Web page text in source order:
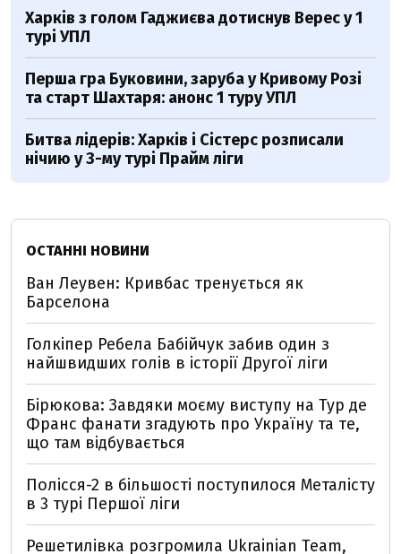
Харків з голом Гаджиєва дотиснув Верес у 1
турі УПЛ
Перша гра Буковини, заруба у Кривому Розі
та старт Шахтаря: анонс 1 туру УПЛ
Битва лідерів: Харків і Сістерс розписали
нічию у 3-му турі Прайм ліги
ОСТАННІ НОВИНИ
Ван Леувен: Кривбас тренується як
Барселона
Голкіпер Ребела Бабійчук забив один з
найшвидших голів в історії Другої ліги
Бірюкова: Завдяки моєму виступу на Тур де
Франс фанати згадують про Україну та те,
що там відбувається
Полісся-2 в більшості поступилося Металісту
в 3 турі Першої ліги
Решетилівка розгромила Ukrainian Team,